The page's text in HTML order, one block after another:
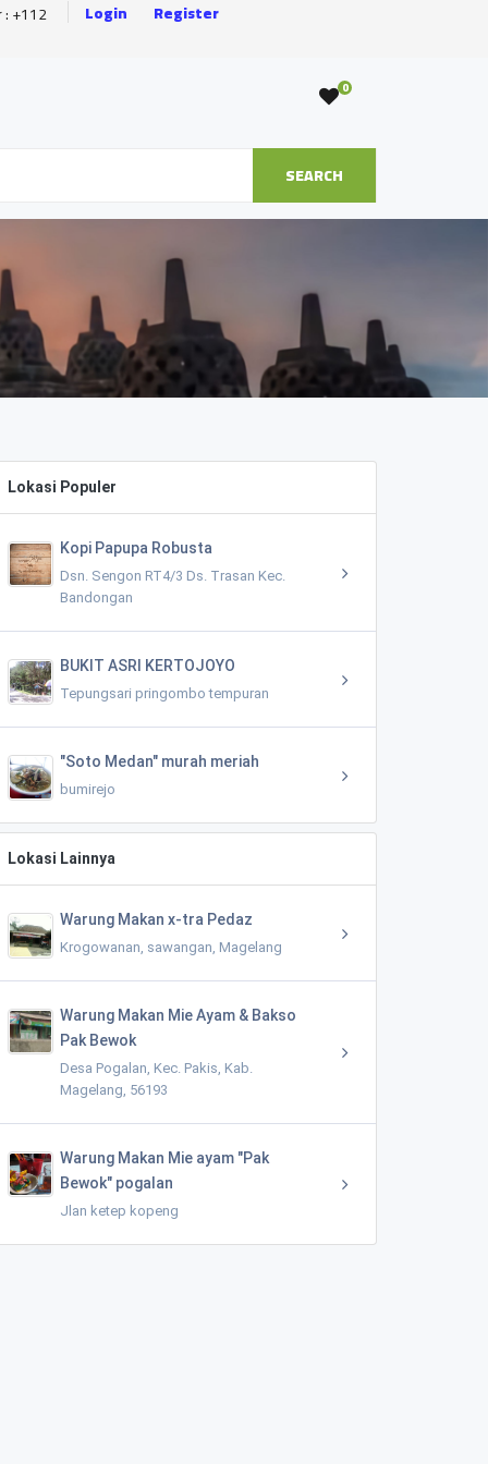
: +112 Login Register
0
SEARCH
Lokasi Populer
Kopi Papupa Robusta
Dsn. Sengon RT4/3 Ds. Trasan Kec.
Bandongan
BUKIT ASRI KERTOJOYO
Tepungsari pringombo tempuran
"Soto Medan" murah meriah
bumirejo
Lokasi Lainnya
Warung Makan x-tra Pedaz
Krogowanan, sawangan, Magelang
Warung Makan Mie Ayam & Bakso
Pak Bewok
Desa Pogalan, Kec. Pakis, Kab.
Magelang, 56193
Warung Makan Mie ayam "Pak
Bewok" pogalan
Jlan ketep kopeng